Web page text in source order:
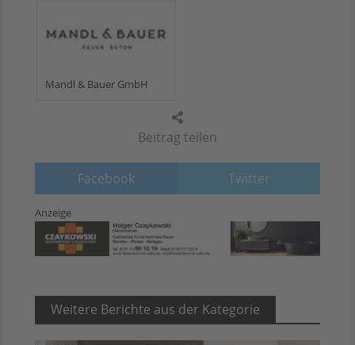
Beitrag teilen
Facebook Twitter
Mandl & Bauer GmbH
Anzeige
Weitere Berichte aus der Kategorie